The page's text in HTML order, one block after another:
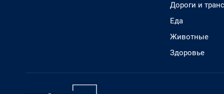
Дороги и
Еда
Животные
Здоровье